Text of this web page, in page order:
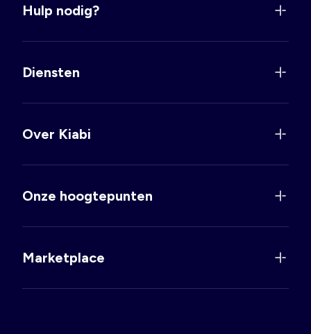
Hulp nodig?
Diensten
Over Kiabi
Onze hoogtepunten
Marketplace